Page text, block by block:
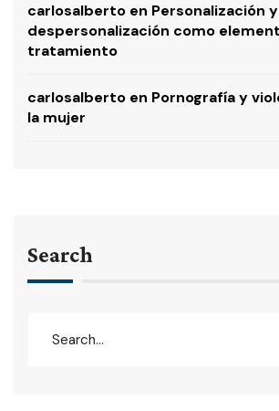
carlosalberto en Personalización y
despersonalización como
tratamiento
carlosalberto en Pornografía y
la mujer
Search